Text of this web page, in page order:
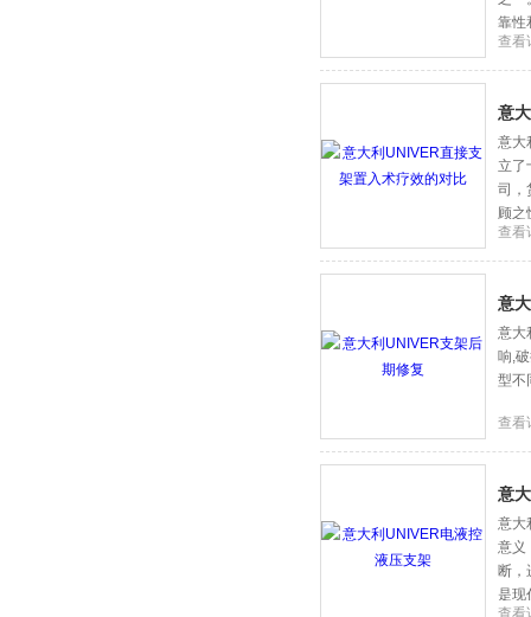
靠性
查看
意
意大
立了
司，
顾之
查看
意
意大
响,
型不
查看
意
意大
意义
断，
是现
查看